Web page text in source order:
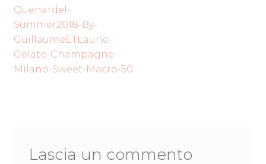
articoli
precedente:
Quenardel-
Summer2018-By-
GuillaumeETLaurie-
Gelato-Champagne-
Milano-Sweet-Macro-50
Lascia un commento